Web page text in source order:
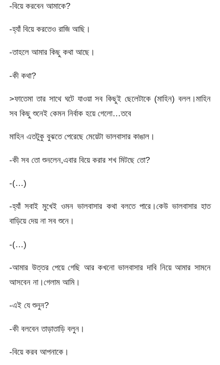
-বিয়ে করবেন আমাকে?
-হ্যাঁ বিয়ে করতেও রাজি আছি।
-তাহলে আমার কিছু কথা আছে।
-কী কথা?
>ফাতেমা তার সাথে ঘটে যাওয়া সব কিছুই ছেলেটাকে (মাহিন) বলল।মাহিন
সব কিছু শুনেই কেমন নির্বাক হয়ে গেলো…তবে
মাহিন এতটুকু বুঝতে পেরেছে মেয়েটা ভালবাসার কাঙাল।
-কী সব তো শুনলেন,এবার বিয়ে করার শখ মিটছে তো?
-(…)
-হ্যাঁ সবাই মুখেই ওমন ভালবাসার কথা বলতে পারে।কেউ ভালবাসার হাত
বাড়িয়ে দেয় না সব শুনে।
-(…)
-আমার উত্তর পেয়ে গেছি আর কখনো ভালবাসার দাবি নিয়ে আমার সামনে
আসবেন না।গেলাম আমি।
-এই যে শুনুন?
-কী বলবেন তাড়াতাড়ি বলুন।
-বিয়ে করব আপনাকে।